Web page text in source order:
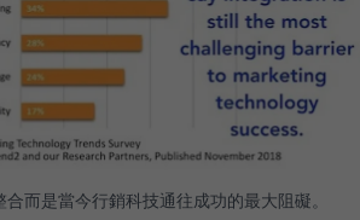
而是當今行銷科技通往成功的最大阻礙。